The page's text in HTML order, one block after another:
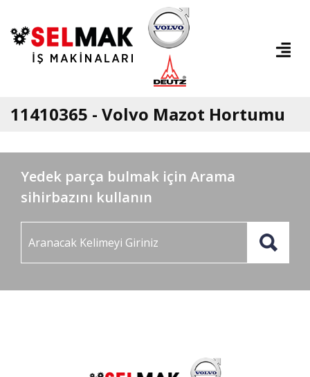
11410365 - Volvo Mazot Hortumu
Yedek parça bulmak için Arama
sihirbazını kullanın